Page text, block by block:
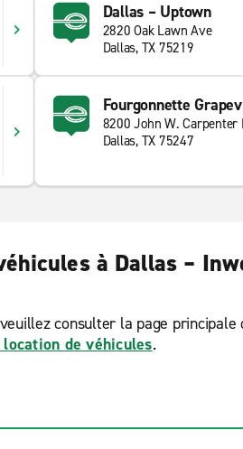
Dallas – Uptown
2820 Oak Lawn Ave
Dallas, TX 75219
Fourgonnette
8200 John W. Carpenter
Dallas, TX 75247
à Dallas –
consulter la page principale
location de véhicules.